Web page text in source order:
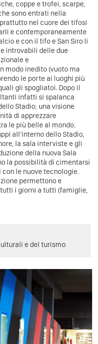
coppe e trofei, scarpe,
sono entrati nella
nel cuore dei tifosi
e contemporaneamente
e con il tifo e San Siro li
introvabili delle due
e
modo inedito (vuoto ma
le porte ai luoghi più
gli spogliatoi. Dopo il
infatti si spalanca
Stadio; una visione
di apprezzare
le più belle al mondo.
all'interno dello Stadio,
la sala interviste e gli
della nuova Sala
la possibilità di cimentarsi
le nuove tecnologie.
permettono e
i giorni a tutti (famiglie,
e del turismo